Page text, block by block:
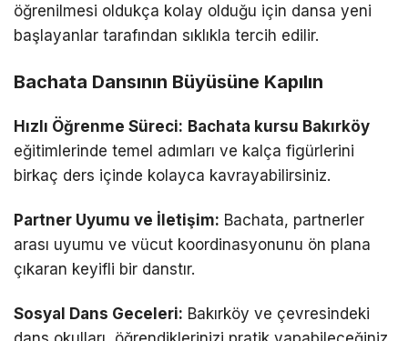
öğrenilmesi oldukça kolay olduğu için dansa yeni
başlayanlar tarafından sıklıkla tercih edilir.
Bachata Dansının Büyüsüne Kapılın
Hızlı Öğrenme Süreci: Bachata kursu Bakırköy
eğitimlerinde temel adımları ve kalça figürlerini
birkaç ders içinde kolayca kavrayabilirsiniz.
Partner Uyumu ve İletişim: Bachata, partnerler
arası uyumu ve vücut koordinasyonunu ön plana
çıkaran keyifli bir danstır.
Sosyal Dans Geceleri: Bakırköy ve çevresindeki